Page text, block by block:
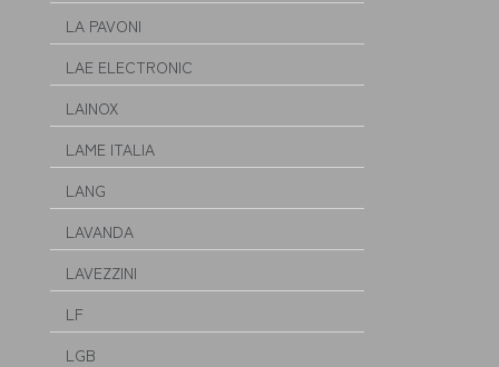
LA PAVONI
LAE ELECTRONIC
LAINOX
LAME ITALIA
LANG
LAVANDA
LAVEZZINI
LF
LGB